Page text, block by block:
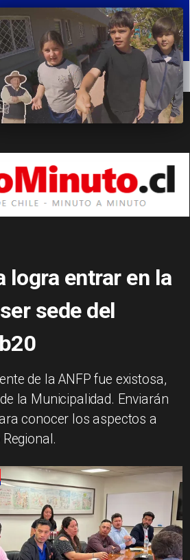
POLÍTICA ECONOMÍA
logra entrar en la
sede del
de la ANFP fue existosa,
la Municipalidad. Enviarán
conocer los aspectos a